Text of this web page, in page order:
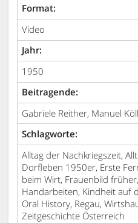
Format:
Video
Jahr:
1950
Beitragende:
Gabriele Reither, Manuel
Schlagworte:
Alltag der Nachkriegszeit,
Dorfleben 1950er, Erste
beim Wirt, Frauenbild
Handarbeiten, Kindheit auf
Oral History, Regau,
Zeitgeschichte Österreich